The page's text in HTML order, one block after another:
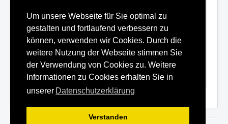
Um unsere Webseite für Sie optimal zu
gestalten und fortlaufend verbessern zu
können, verwenden wir Cookies. Durch die
weitere Nutzung der Webseite stimmen Sie
der Verwendung von Cookies zu. Weitere
Informationen zu Cookies erhalten Sie in
unserer Datenschutzerklärung
Verstanden
GEK Nienhagen
Satzungen
Hilfe
Datenschutzerklärung
Impressum